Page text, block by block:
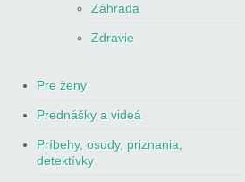
Záhrada
Zdravie
Pre ženy
Prednášky a videá
Príbehy, osudy, priznania,
detektívky